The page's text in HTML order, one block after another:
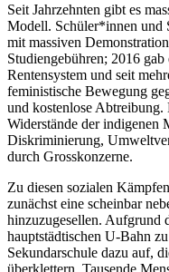
Seit Jahrzehnten gibt es
Modell. Schüler*innen und
mit massiven
Studiengebühren; 2016
Rentensystem und seit
feministische Bewegung
und kostenlose Abtreibung.
Widerstände der indigenen
Diskriminierung,
durch Grosskonzerne.
Zu diesen sozialen
zunächst eine scheinbar
hinzuzugesellen. Aufgrund
hauptstädtischen U-Bahn
Sekundarschule dazu auf,
überklettern. Tausende